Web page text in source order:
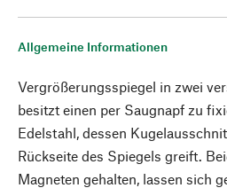
Allgemeine Informationen
Vergrößerungsspiegel in zwei
besitzt einen per Saugnapf zu
Edelstahl, dessen
Rückseite des Spiegels greift.
Magneten gehalten, lassen sich